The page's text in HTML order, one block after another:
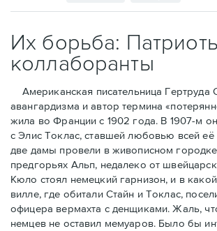
Их борьба:
коллаборанты
Американская писательница Гертруда
авангардизма и автор термина
жила во Франции с 1902 года. В 1907-м
с Элис Токлас, ставшей любовью всей её
две дамы провели в живописном
предгорьях Альп, недалеко от
Кюло стоял немецкий гарнизон, и в
вилле, где обитали Стайн и Токлас,
офицера вермахта с денщиками. Жаль,
немцев не оставил мемуаров. Было бы